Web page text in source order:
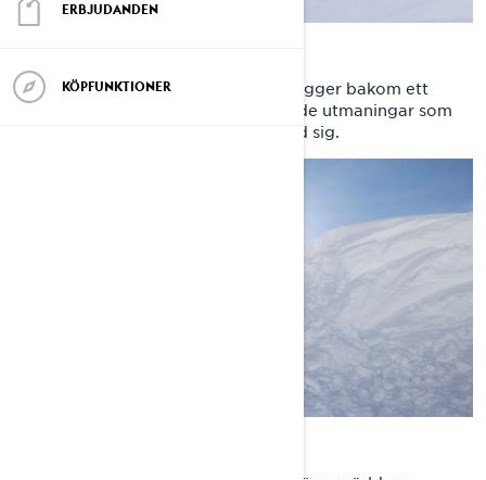
ERBJUDANDEN
KÖPFUNKTIONER
Se den noggranna planering som ligger bakom ett
hopp av denna skala för att möta de utmaningar som
djup snö och avlägset läge för med sig.